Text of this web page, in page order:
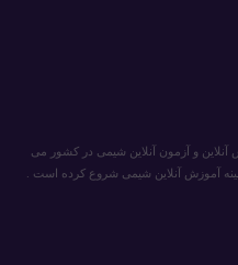
آنلاین و آزمون آنلاین شیمی در کشور می